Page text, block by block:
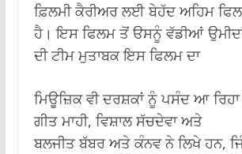
ਫ਼ਿਲਮੀ ਕੈਰੀਅਰ ਲਈ ਬੇਹੱਦ ਅਹਿਮ
ਹੈ। ਇਸ ਫਿਲਮ ਤੋਂ ੳਸਨੂੰ ਵੱਡੀਆਂ
ਦੀ ਟੀਮ ਮੁਤਾਬਕ ਇਸ ਫਿਲਮ ਦਾ
ਮਿਊਜ਼ਿਕ ਵੀ ਦਰਸ਼ਕਾਂ ਨੂੰ ਪਸੰਦ ਆ
ਗੀਤ ਮਾਹੀ, ਵਿਸ਼ਾਲ ਸੱਚਦੇਵਾ ਅਤੇ
ਬਲਜੀਤ ਬੱਬਰ ਅਤੇ ਕੰਨਵ ਨੇ ਲਿਖੇ ਹਨ,